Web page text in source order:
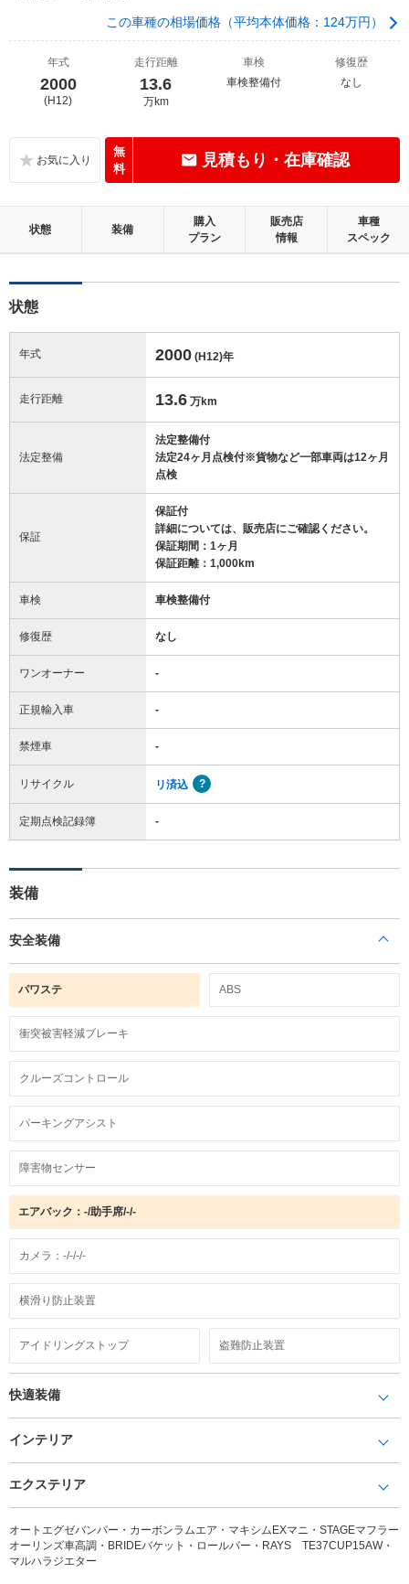
この車種の相場価格（平均本体価格：124万円）
年式
2000
(H12)
走行距離
13.6
万km
車検
車検整備付
修復歴
なし
無
料
見積もり・在庫確認
状態 装備
購入
プラン
販売店
情報
車種
スペック
状態
年式 2000 (H12)年
走行距離 13.6 万km
法定整備
法定整備付
法定24ヶ月点検付※貨物など一部車両は12ヶ月
点検
保証
保証付
詳細については、販売店にご確認ください。
保証期間：1ヶ月
保証距離：1,000km
車検 車検整備付
修復歴 なし
ワンオーナー -
正規輸入車 -
禁煙車 -
リサイクル リ済込
定期点検記録簿 -
装備
安全装備
パワステ ABS
衝突被害軽減ブレーキ
クルーズコントロール
パーキングアシスト
障害物センサー
エアバック：-/助手席/-/-
カメラ：-/-/-/-
横滑り防止装置
アイドリングストップ 盗難防止装置
快適装備
インテリア
エクステリア
オートエグゼバンパー・カーボンラムエア・マキシムEXマニ・STAGEマフラー
オーリンズ車高調・BRIDEバケット・ロールバー・RAYS TE37CUP15AW・
マルハラジエター